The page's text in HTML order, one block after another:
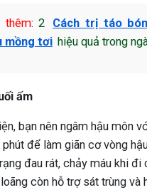
thêm: 2
Cách trị táo
mồng tơi hiệu quả trong
ấm
bạn nên ngâm hậu môn
để làm giãn cơ vòng
đau rát, chảy máu khi đi
còn hỗ trợ sát trùng và